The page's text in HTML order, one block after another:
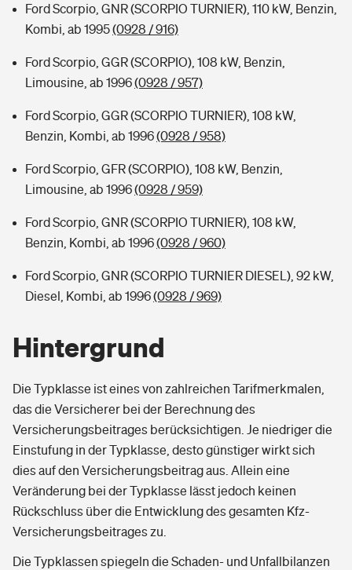
Ford Scorpio, GNR (SCORPIO TURNIER), 110 kW, Benzin,
Kombi, ab 1995(0928 / 916)
Ford Scorpio, GGR (SCORPIO), 108 kW, Benzin,
Limousine, ab 1996(0928 / 957)
Ford Scorpio, GGR (SCORPIO TURNIER), 108 kW,
Benzin, Kombi, ab 1996(0928 / 958)
Ford Scorpio, GFR (SCORPIO), 108 kW, Benzin,
Limousine, ab 1996(0928 / 959)
Ford Scorpio, GNR (SCORPIO TURNIER), 108 kW,
Benzin, Kombi, ab 1996(0928 / 960)
Ford Scorpio, GNR (SCORPIO TURNIER DIESEL), 92 kW,
Diesel, Kombi, ab 1996(0928 / 969)
Hintergrund
Die Typklasse ist eines von zahlreichen Tarifmerkmalen,
das die Versicherer bei der Berechnung des
Versicherungsbeitrages berücksichtigen. Je niedriger die
Einstufung in der Typklasse, desto günstiger wirkt sich
dies auf den Versicherungsbeitrag aus. Allein eine
Veränderung bei der Typklasse lässt jedoch keinen
Rückschluss über die Entwicklung des gesamten Kfz-
Versicherungsbeitrages zu.
Die Typklassen spiegeln die Schaden- und Unfallbilanzen